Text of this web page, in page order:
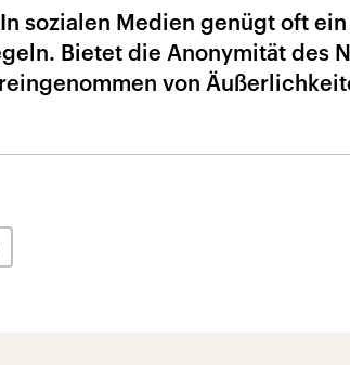
sozialen Medien genügt oft ein
Bietet die Anonymität des
von